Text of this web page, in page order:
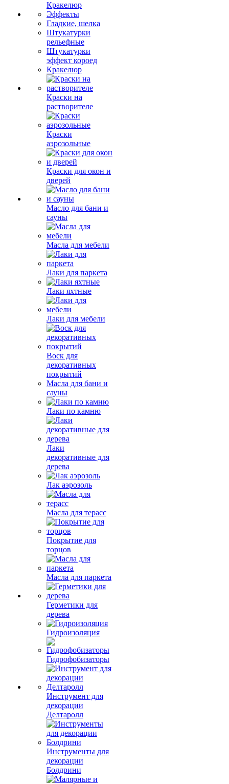
Кракелюр
Эффекты
Гладкие, шелка
Штукатурки
рельефные
Штукатурки
эффект короед
Кракелюр
Краски на
растворителе
Краски
аэрозольные
Краски для окон и
дверей
Масло для бани и
сауны
Масла для мебели
Лаки для паркета
Лаки яхтные
Лаки для мебели
Воск для
декоративных
покрытий
Масла для бани и
сауны
Лаки по камню
Лаки
декоративные для
дерева
Лак аэрозоль
Масла для терасс
Покрытие для
торцов
Масла для паркета
Герметики для
дерева
Гидроизоляция
Гидрофобизаторы
Инструмент для
декорации
Делтаролл
Инструменты для
декорации
Болдрини